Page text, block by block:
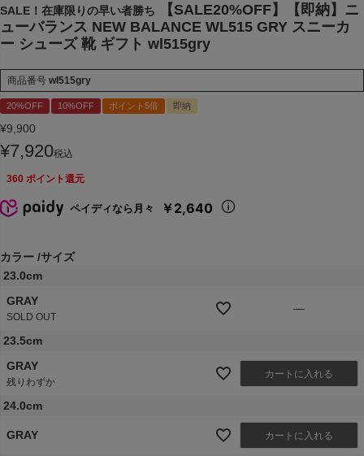
SALE！在庫限りの早い者勝ち
【SALE20%OFF】【即納】ニ
ューバランス NEW BALANCE WL515 GRY スニーカ
ー シューズ 靴 ギフト wl515gry
商品番号 wl515gry
20%OFF 10%OFF ポイント5倍 即納
¥9,900
¥7,920税込
360 ポイント還元
ペイディなら月々 ￥2,640
カラー サイズ
23.0cm
GRAY
SOLD OUT
—
23.5cm
GRAY
残りわずか
カートに入れる
24.0cm
GRAY カートに入れる